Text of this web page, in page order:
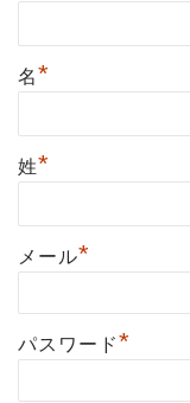
名*
姓*
メール*
パスワード*